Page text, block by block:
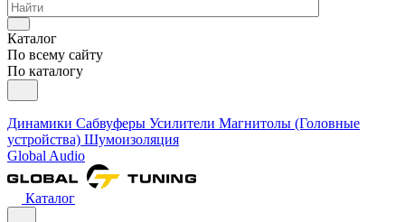
Каталог
По всему сайту
По каталогу
Динамики Сабвуферы Усилители Магнитолы (Головные
устройства) Шумоизоляция
Global Audio
Каталог